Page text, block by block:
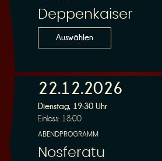
i
e
Deppenkaiser
Auswählen
22.12.2026
Dienstag, 19:30 Uhr
Einlass: 18:00
ABENDPROGRAMM
Nosferatu